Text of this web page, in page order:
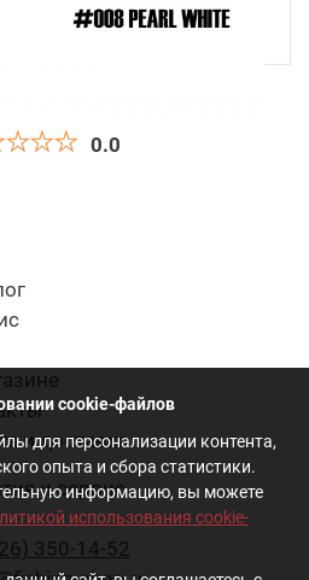
0.0
и доставка
и сервис
350-14-52
cookie-файлов
для персонализации контента,
опыта и сбора статистики.
информацию, вы можете
использования cookie-